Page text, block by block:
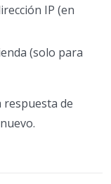
IP (en
(solo para
respuesta de